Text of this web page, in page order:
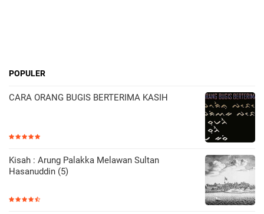
POPULER
CARA ORANG BUGIS BERTERIMA KASIH
Kisah : Arung Palakka Melawan Sultan
Hasanuddin (5)